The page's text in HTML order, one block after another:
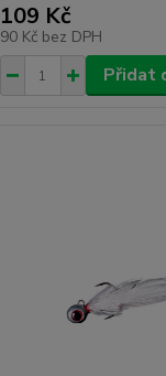
109 Kč
90 Kč bez DPH
Přidat